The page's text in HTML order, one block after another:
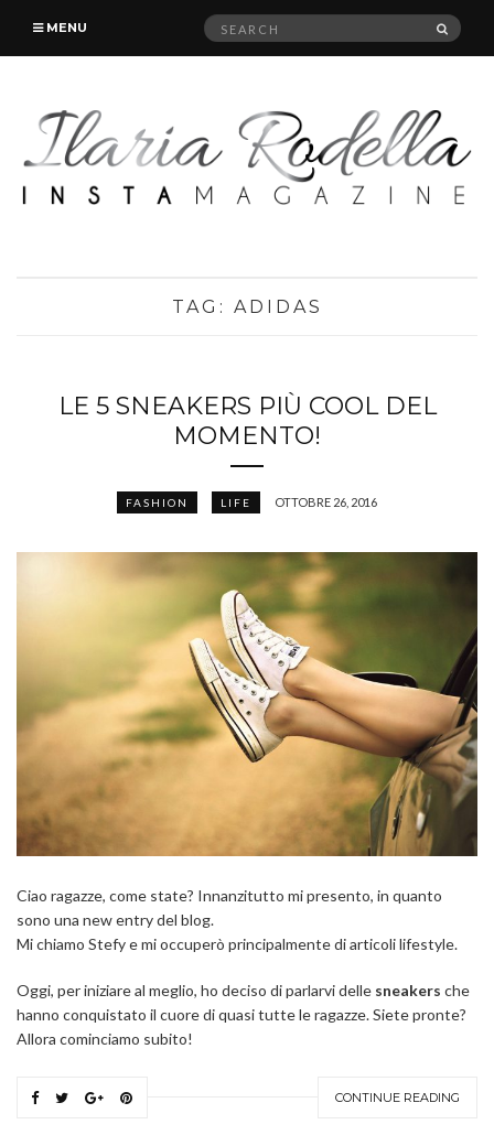
MENU
Search
TAG: ADIDAS
LE 5 SNEAKERS PIÙ COOL DEL
MOMENTO!
FASHION LIFE OTTOBRE 26, 2016
Ciao ragazze, come state? Innanzitutto mi presento, in quanto
sono una new entry del blog.
Mi chiamo Stefy e mi occuperò principalmente di articoli lifestyle.
Oggi, per iniziare al meglio, ho deciso di parlarvi delle sneakers che
hanno conquistato il cuore di quasi tutte le ragazze. Siete pronte?
Allora cominciamo subito!
CONTINUE READING